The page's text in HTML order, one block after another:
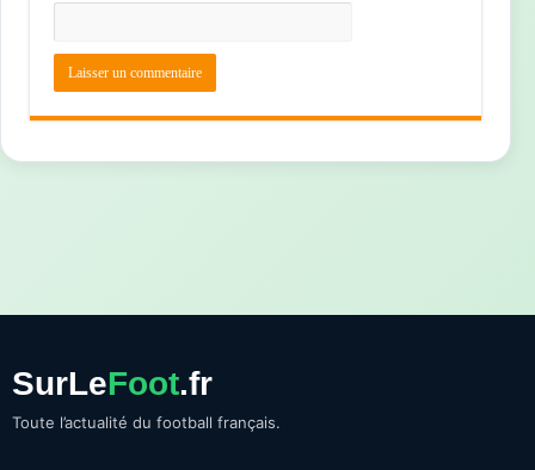
SurLeFoot.fr
Toute l’actualité du football français.